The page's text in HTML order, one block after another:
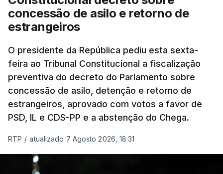
eliminar sobreposições e garantir que os apoios
chegam a quem mais necessita, estaremos a dar
um passo na direção certa", argumenta o
Presidente da República.
Assegurar que "ninguém é
prejudicado"
O Preisdente deixa, no entanto, deixa alguns
avisos:uma reforma desta dimensão "deve ter
como primeiro critério a proteção das pessoas"
concessão de asilo e retorno de
estrangeiros
O presidente da República pediu esta sexta-
feira ao Tribunal Constitucional a fiscalização
preventiva do decreto do Parlamento sobre
concessão de asilo, detenção e retorno de
estrangeiros, aprovado com votos a favor de
PSD, IL e CDS-PP e a abstenção do Chega.
RTP / atualizado 7 Agosto 2026, 18:31